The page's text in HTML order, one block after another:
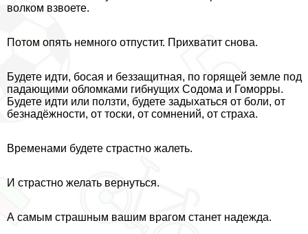
волком взвоете.
Потом опять немного отпустит. Прихватит снова.
Будете идти, босая и беззащитная, по горящей земле под
падающими обломками гибнущих Содома и Гоморры.
Будете идти или ползти, будете задыхаться от боли, от
безнадёжности, от тоски, от сомнений, от стpaxa.
Временами будете страстно жалеть.
И страстно желать вернуться.
А самым страшным вашим врагом станет надежда.